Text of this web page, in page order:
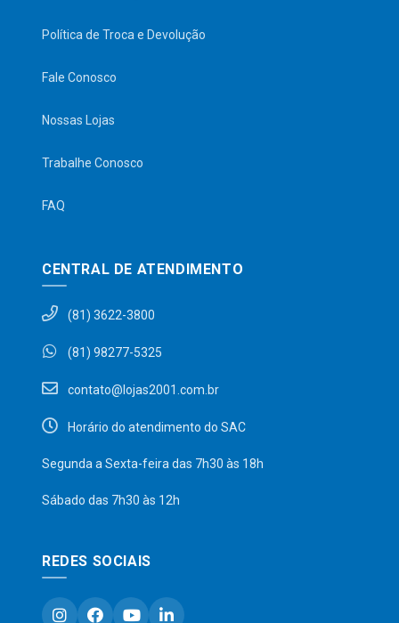
Política de Troca e Devolução
Fale Conosco
Nossas Lojas
Trabalhe Conosco
FAQ
CENTRAL DE ATENDIMENTO
(81) 3622-3800
(81) 98277-5325
contato@lojas2001.com.br
Horário do atendimento do SAC
Segunda a Sexta-feira das 7h30 às 18h
Sábado das 7h30 às 12h
REDES SOCIAIS